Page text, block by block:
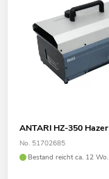
ANTARI HZ-350 Hazer
No. 51702685
Bestand reicht ca. 12 Wo.